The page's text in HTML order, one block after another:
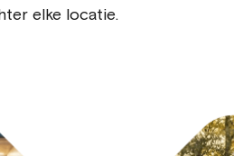
elke locatie.